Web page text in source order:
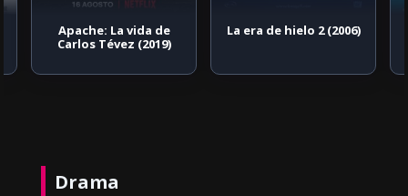
Apache: La vida de
Carlos Tévez (2019)
La era de hielo 2 (2006)
Drama